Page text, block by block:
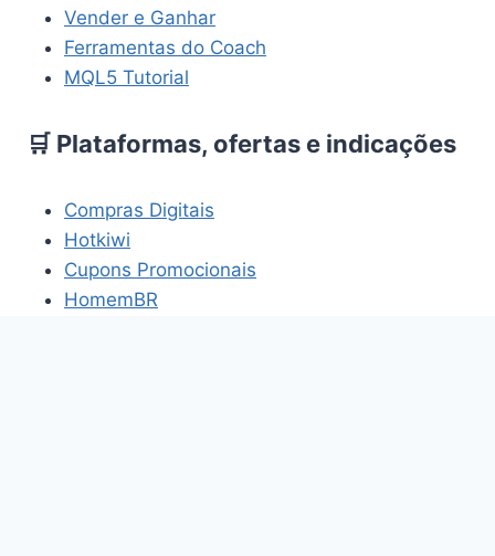
Vender e Ganhar
Ferramentas do Coach
MQL5 Tutorial
🛒 Plataformas, ofertas e indicações
Compras Digitais
Hotkiwi
Cupons Promocionais
HomemBR